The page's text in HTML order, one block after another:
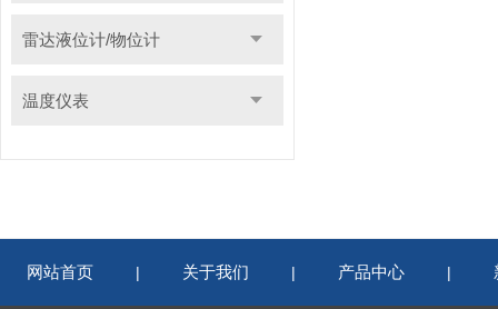
雷达液位计/物位计
温度仪表
网站首页 | 关于我们 | 产品中心 |